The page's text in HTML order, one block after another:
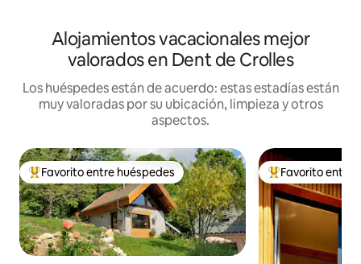
Alojamientos vacacionales mejor
valorados en Dent de Crolles
Los huéspedes están de acuerdo: estas estadías están
muy valoradas por su ubicación, limpieza y otros
aspectos.
Favorito entre huéspedes preferido
Favorito entre huéspedes Favorito entre
Favorito entre